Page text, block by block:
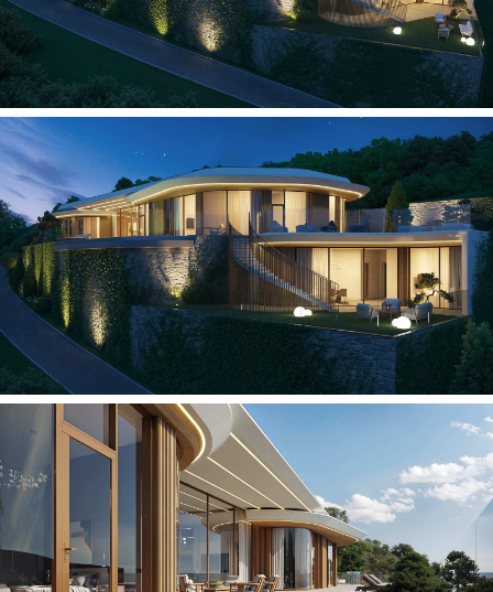
Время начать создавать Ваше
уникальное пространство
вместе!
Вы готовы?
Бесплатная консультация